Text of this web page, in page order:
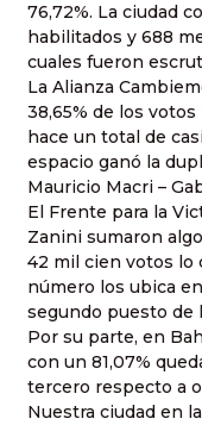
76,72%. La ciudad
habilitados y 688
cuales fueron
La Alianza
38,65% de los votos
hace un total de
espacio ganó la
Mauricio Macri –
El Frente para la
Zanini sumaron
42 mil cien votos lo
número los ubica en
segundo puesto de
Por su parte, en
con un 81,07%
tercero respecto a
Nuestra ciudad en